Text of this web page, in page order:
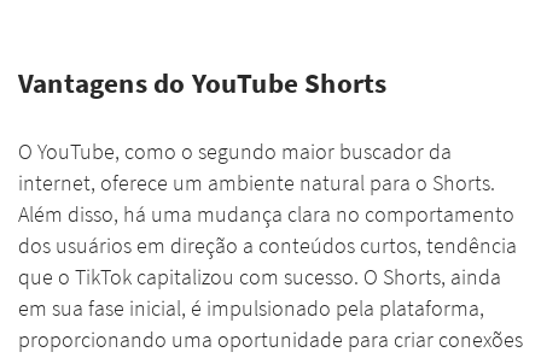
Vantagens do YouTube Shorts
O YouTube, como o segundo maior buscador da
internet, oferece um ambiente natural para o Shorts.
Além disso, há uma mudança clara no comportamento
dos usuários em direção a conteúdos curtos, tendência
que o TikTok capitalizou com sucesso. O Shorts, ainda
em sua fase inicial, é impulsionado pela plataforma,
proporcionando uma oportunidade para criar conexões